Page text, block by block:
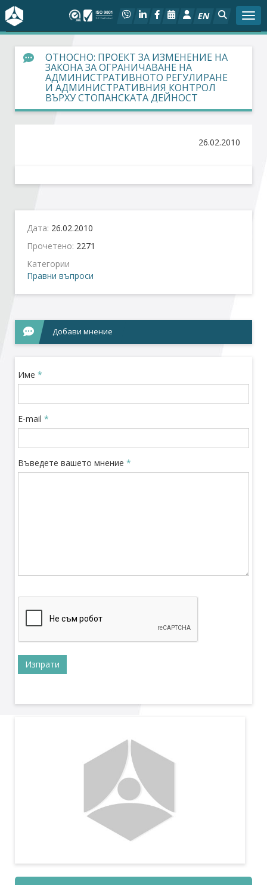
EN
За БСК
На фокус
Актуално
Проекти
Членове
Стани член
ОТНОСНО: ПРОЕКТ ЗА ИЗМЕНЕНИЕ НА
ЗАКОНА ЗА ОГРАНИЧАВАНЕ НА
АДМИНИСТРАТИВНОТО РЕГУЛИРАНЕ
И АДМИНИСТРАТИВНИЯ КОНТРОЛ
ВЪРХУ СТОПАНСКАТА ДЕЙНОСТ
26.02.2010
Дата: 26.02.2010
Прочетено: 2271
Категории
Правни въпроси
Добави мнение
Име *
E-mail *
Въведете вашето мнение *